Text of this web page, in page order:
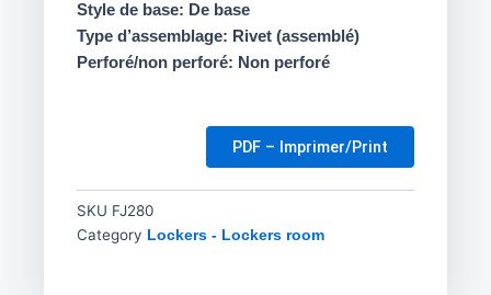
Style de base: De base
Type d’assemblage: Rivet (assemblé)
Perforé/non perforé: Non perforé
PDF – Imprimer/Print
SKU FJ280
Category Lockers - Lockers room